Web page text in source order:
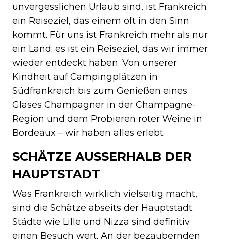
unvergesslichen Urlaub sind, ist Frankreich
ein Reiseziel, das einem oft in den Sinn
kommt. Für uns ist Frankreich mehr als nur
ein Land; es ist ein Reiseziel, das wir immer
wieder entdeckt haben. Von unserer
Kindheit auf Campingplätzen in
Südfrankreich bis zum Genießen eines
Glases Champagner in der Champagne-
Region und dem Probieren roter Weine in
Bordeaux – wir haben alles erlebt.
SCHÄTZE AUSSERHALB DER H
AUPTSTADT
Was Frankreich wirklich vielseitig macht,
sind die Schätze abseits der Hauptstadt.
Städte wie Lille und Nizza sind definitiv
einen Besuch wert. An der bezaubernden